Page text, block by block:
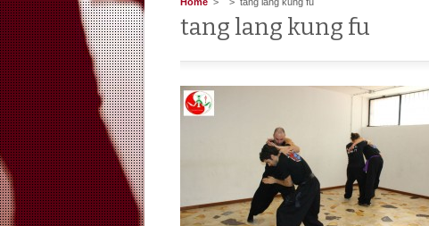
tang lang kung fu